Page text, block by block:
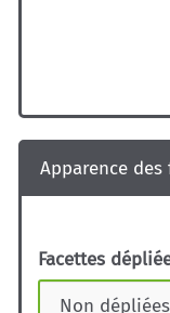
Apparence des
Facettes